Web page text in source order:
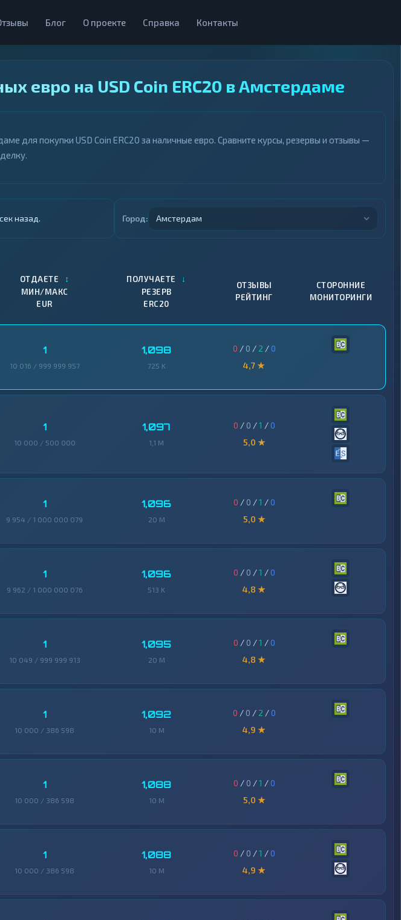
Блог О проекте Справка Контакты
евро на USD Coin ERC20 в Амстердаме
для покупки USD Coin ERC20 за наличные евро. Сравните курсы, резервы и отзывы —
назад. Город: Амстердам
ОТДАЕТЕ ↕
МИН/МАКС
EUR
ПОЛУЧАЕТЕ ↓
РЕЗЕРВ
ERC20
ОТЗЫВЫ
РЕЙТИНГ
СТОРОННИЕ
МОНИТОРИНГИ
1
10 016 / 999 999 957
1,098
725 K
0 / 0 / 2 /0
4,7 ★
1
10 000 / 500 000
1,097
1,1 M
0 / 0 /1 /0
5,0 ★
1
9 954 / 1 000 000 079
1,096
20 M
0 / 0 /1 /0
5,0 ★
1
9 962 / 1 000 000 076
1,096
513 K
0 / 0 /1 /0
4,8 ★
1
10 049 / 999 999 913
1,095
20 M
0 / 0 /1 /0
4,8 ★
1
10 000 / 386 598
1,092
10 M
0 / 0 / 2 /0
4,9 ★
1
10 000 / 386 598
1,088
10 M
0 / 0 /1 /0
5,0 ★
1
10 000 / 386 598
1,088
10 M
0 / 0 /1 /0
4,9 ★